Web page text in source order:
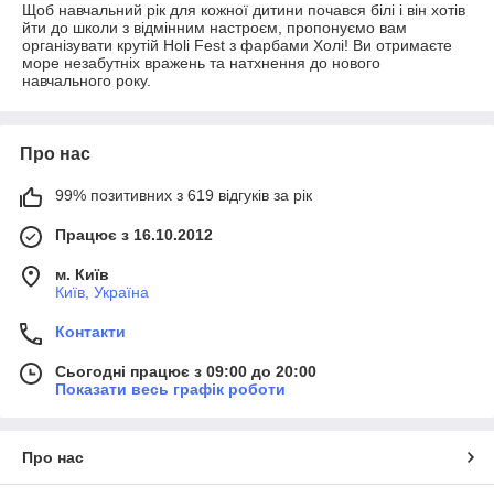
Щоб навчальний рік для кожної дитини почався білі і він хотів
йти до школи з відмінним настроєм, пропонуємо вам
організувати крутій Holi Fest з фарбами Холі! Ви отримаєте
море незабутніх вражень та натхнення до нового
навчального року.
Про нас
99% позитивних з 619 відгуків за рік
Працює з 16.10.2012
м. Київ
Київ, Україна
Контакти
Сьогодні працює з 09:00 до 20:00
Показати весь графік роботи
Про нас